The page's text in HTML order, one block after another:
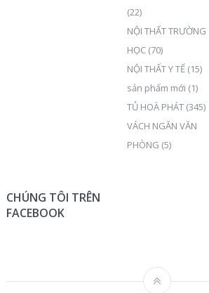
(22)
NỘI THẤT TRƯỜNG
HỌC (70)
NỘI THẤT Y TẾ (15)
sản phẩm mới (1)
TỦ HOÀ PHÁT (345)
VÁCH NGĂN VĂN
PHÒNG (5)
CHÚNG TÔI TRÊN
FACEBOOK